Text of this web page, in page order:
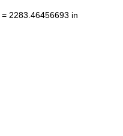
= 2283.46456693 in